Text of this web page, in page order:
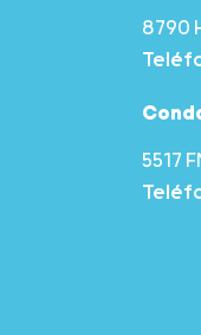
8790
5517